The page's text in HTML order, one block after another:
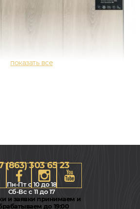
(863) 303 65 23
Пн-Пт с 10 до 18
Сб-Вс с 11 до 17
и заявки принимаем и
до 19:00